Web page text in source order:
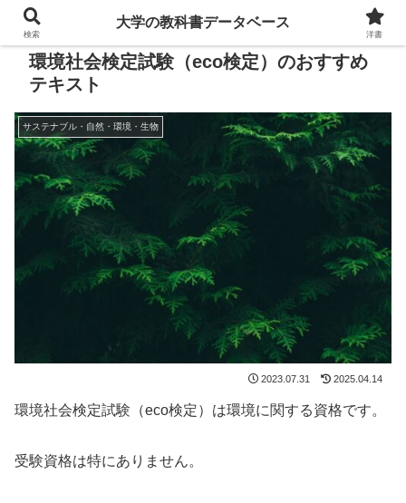
環境社会検定試験（eco検定）のおすすめ
テキスト
サステナブル・自然・環境・生物
2023.07.31 2025.04.14
環境社会検定試験（eco検定）は環境に関する資格です。
受験資格は特にありません。
検索
大学の教科書データベース
洋書